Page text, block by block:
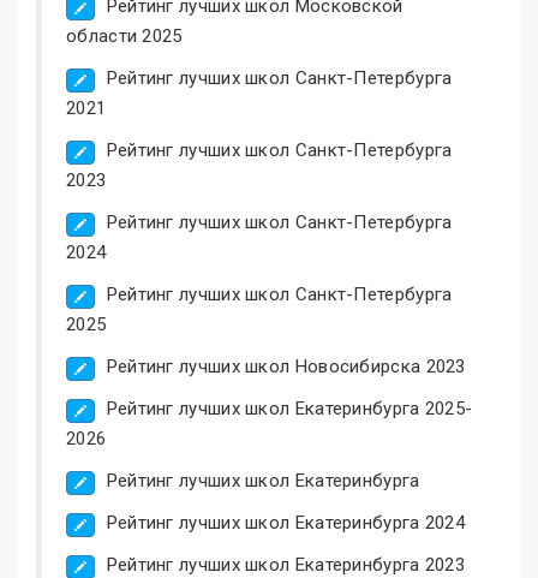
Рейтинг лучших школ Московской
области 2025
Рейтинг лучших школ Санкт-Петербурга
2021
Рейтинг лучших школ Санкт-Петербурга
2023
Рейтинг лучших школ Санкт-Петербурга
2024
Рейтинг лучших школ Санкт-Петербурга
2025
Рейтинг лучших школ Новосибирска 2023
Рейтинг лучших школ Екатеринбурга 2025-
2026
Рейтинг лучших школ Екатеринбурга
Рейтинг лучших школ Екатеринбурга 2024
Рейтинг лучших школ Екатеринбурга 2023